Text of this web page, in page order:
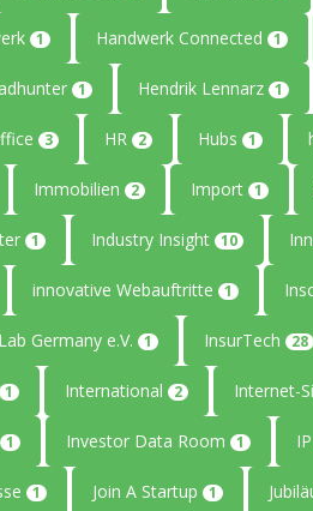
1 Handwerk Connected 1
1 Hendrik Lennarz 1
3 HR 2 Hubs 1
Immobilien 2 Import 1
1 Industry Insight 10
innovative Webauftritte 1
Germany e.V. 1 InsurTech 28
1 International 2 Internet-
1 Investor Data Room 1 IP
1 Join A Startup 1